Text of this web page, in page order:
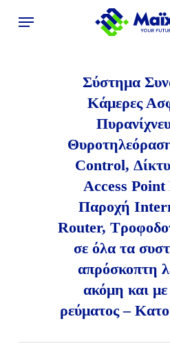
Menu
Σύστημα
Κάμερες
Control,
Access Point
Παροχή
Router,
σε όλα τα
απρόσκοπτη
ακόμη και
ρεύματος –